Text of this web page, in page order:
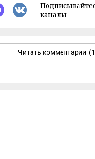
каналы
Читать комментарии